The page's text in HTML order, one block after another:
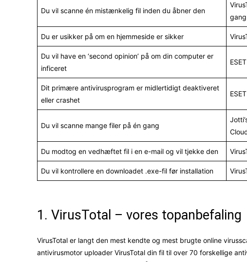
Du vil scanne én mistænkelig fil inden du åbner den
gang
Du er usikker på om en hjemmeside er sikker
Du vil have en ‘second opinion’ på om din computer er
inficeret
Dit primære antivirusprogram er midlertidigt deaktiveret
eller crashet
Du vil scanne mange filer på én gang
Du modtog en vedhæftet fil i en e-mail og vil tjekke den
Du vil kontrollere en downloadet .exe-fil før installation
1. VirusTotal – vores topanbefaling
VirusTotal er langt den mest kendte og mest brugte online
antivirusmotor uploader VirusTotal din fil til over 70 forskellige